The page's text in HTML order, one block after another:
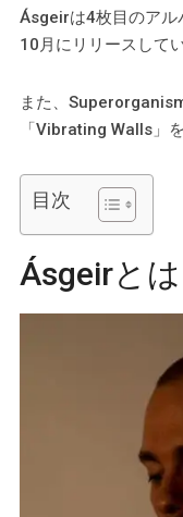
Ásgeirは4枚目のア
10月にリリースしてい
また、
「Vibrating Walls」
目次
Ásgeirとは